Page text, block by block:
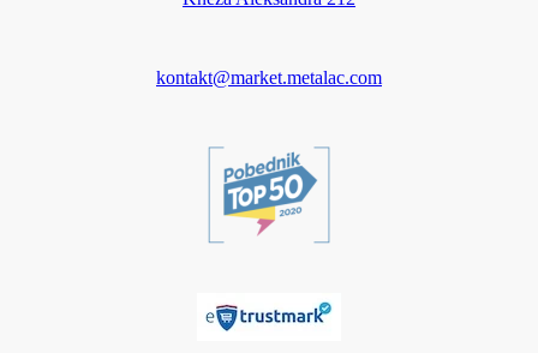
kontakt@market.metalac.com